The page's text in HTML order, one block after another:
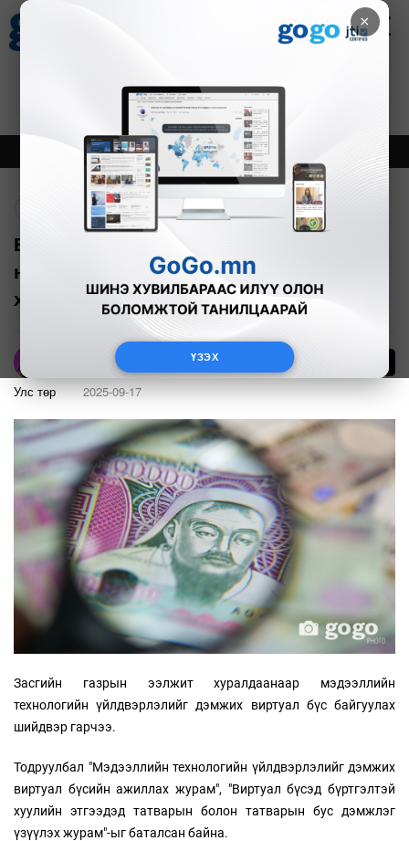
×
ҮЗЭХ
Зурхай
8.07
Онцлох Шинэ
Виртуал бүсэд бүртгүүлсэн аж ахуйн
нэгжүүд орлогын албан татвараас
хөнгөлүүлэх боломжтой
Улс төр 2025-09-17
Засгийн газрын ээлжит хуралдаанаар мэдээллийн
технологийн үйлдвэрлэлийг дэмжих виртуал бүс байгуулах
шийдвэр гарчээ.
Тодруулбал "Мэдээллийн технологийн үйлдвэрлэлийг дэмжих
виртуал бүсийн ажиллах журам", "Виртуал бүсэд бүртгэлтэй
хуулийн этгээдэд татварын болон татварын бус дэмжлэг
үзүүлэх журам"-ыг баталсан байна.